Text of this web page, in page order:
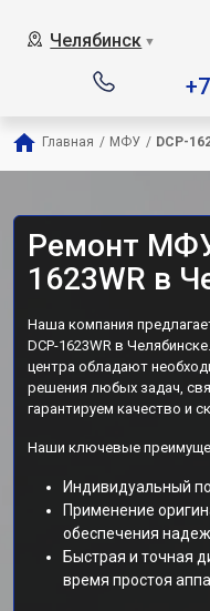
Челябинск ▼
Главная / МФУ / DCP-
Ремонт
1623WR в
Наша компания
DCP-1623WR в
центра обладают
решения любых задач,
гарантируем качество и
Наши ключевые
Индивидуальный
Применение
обеспечения
Быстрая и точная
время простоя